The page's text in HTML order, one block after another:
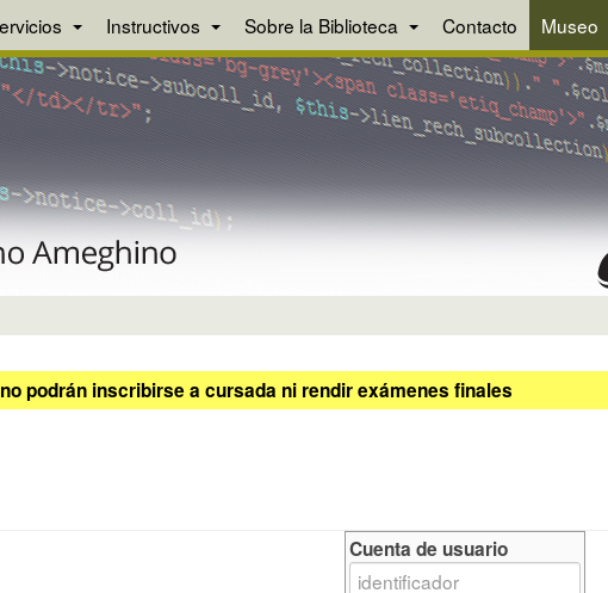
Instructivos Sobre la Biblioteca Contacto Museo
podrán inscribirse a cursada ni rendir exámenes finales
Cuenta de usuario